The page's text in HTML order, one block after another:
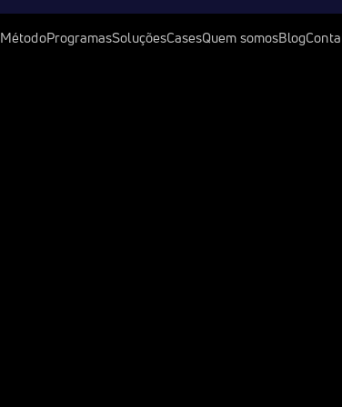
MétodoProgramasSoluçõesCasesQuem somosBlog